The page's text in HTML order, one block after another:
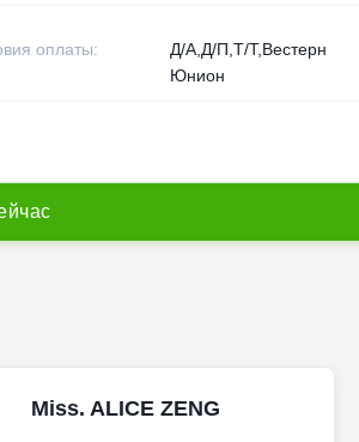
оплаты:
Д/А,Д/П,Т/Т,Вестерн
Юнион
йчас
Miss. ALICE ZENG